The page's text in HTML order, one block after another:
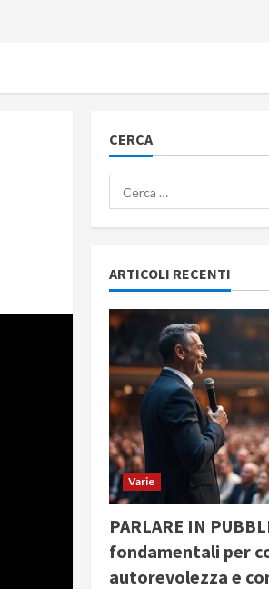
CERCA
Ricerca
per:
ARTICOLI RECENTI
Varie
PARLARE IN
fondamentali per
autorevolezza e